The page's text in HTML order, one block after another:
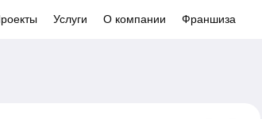
Услуги О компании Франшиза